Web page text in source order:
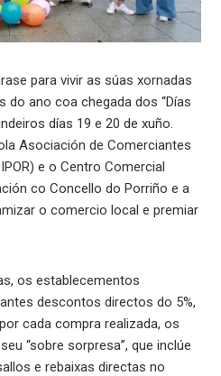
para vivir as súas xornadas
do ano coa chegada dos “Días
días 19 e 20 de xuño.
Asociación de Comerciantes
e o Centro Comercial
co Concello do Porriño e a
o comercio local e premiar
os establecementos
descontos directos do 5%,
cada compra realizada, os
“sobre sorpresa”, que inclúe
e rebaixas directas no